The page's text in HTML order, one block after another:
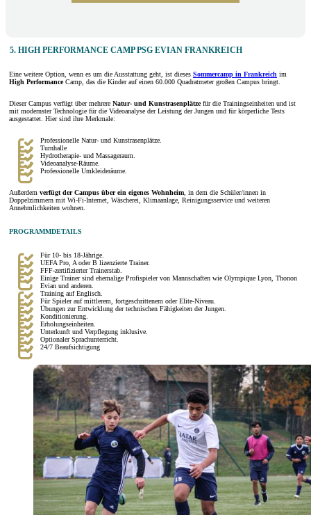
5. HIGH PERFORMANCE CAMP PSG EVIAN FRANKREICH
Eine weitere Option, wenn es um die Ausstattung geht, ist dieses Sommercamp in Frankreich im
High PerformanceCamp, das die Kinder auf einen 60.000 Quadratmeter großen Campus bringt.
Dieser Campus verfügt über mehrere Natur- und Kunstrasenplätzefür die Trainingseinheiten und ist
mit modernster Technologie für die Videoanalyse der Leistung der Jungen und für körperliche Tests
ausgestattet. Hier sind ihre Merkmale:
Professionelle Natur- und Kunstrasenplätze.
Turnhalle
Hydrotherapie- und Massageraum.
Videoanalyse-Räume.
Professionelle Umkleideräume.
Außerdem verfügt der Campus über ein eigenes Wohnheim , in dem die Schüler/innen in
Doppelzimmern mit Wi-Fi-Internet, Wäscherei, Klimaanlage, Reinigungsservice und weiteren
Annehmlichkeiten wohnen.
PROGRAMMDETAILS
Für 10- bis 18-Jährige.
UEFA Pro, A oder B lizenzierte Trainer.
FFF-zertifizierter Trainerstab.
Einige Trainer sind ehemalige Profispieler von Mannschaften wie Olympique Lyon, Thonon
Evian und anderen.
Training auf Englisch.
Für Spieler auf mittlerem, fortgeschrittenem oder Elite-Niveau.
Übungen zur Entwicklung der technischen Fähigkeiten der Jungen.
Konditionierung.
Erholungseinheiten.
Unterkunft und Verpflegung inklusive.
Optionaler Sprachunterricht.
24/7 Beaufsichtigung